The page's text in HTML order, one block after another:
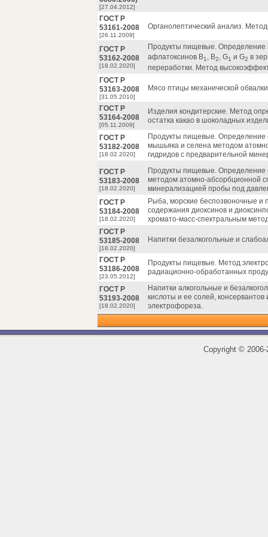
[27.04.2012]
ГОСТ Р
53161-2008
[26.11.2009]
Органолептический анализ.
ГОСТ Р
53162-2008
[18.02.2020]
Продукты пищевые. Определение
афлатоксинов B1, B2, G1 и G2 в
переработки. Метод
ГОСТ Р
53163-2008
[31.05.2010]
Мясо птицы механической
ГОСТ Р
53164-2008
[05.11.2009]
Изделия кондитерские. Метод
остатка какао в шоколадных
ГОСТ Р
53182-2008
[18.02.2020]
Продукты пищевые. Определение
мышьяка и селена методом
гидридов с предварительной
ГОСТ Р
53183-2008
[18.02.2020]
Продукты пищевые. Определение
методом атомно-абсорбционной
минерализацией пробы под
ГОСТ Р
53184-2008
[18.02.2020]
Рыба, морские беспозвоночные и
содержания диоксинов и
хромато-масс-спектральным
ГОСТ Р
53185-2008
[18.02.2020]
Напитки безалкогольные и
ГОСТ Р
53186-2008
[23.05.2012]
Продукты пищевые. Метод
радиaционно-обработанных
ГОСТ Р
53193-2008
[18.02.2020]
Напитки алкогольные и
кислоты и ее солей,
электрофореза.
Copyright ©